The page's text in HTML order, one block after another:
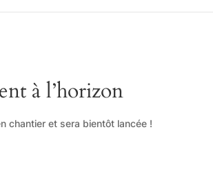
à l’horizon
chantier et sera bientôt lancée !